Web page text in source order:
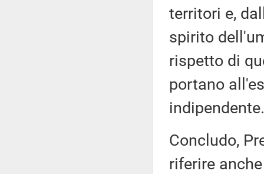
territori e,
spirito
rispetto di
portano
indipendente.
Concludo,
riferire